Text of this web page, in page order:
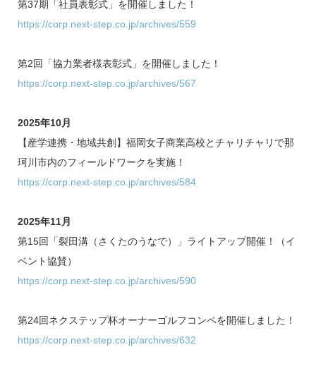
第37期「社員表彰式」を開催しました！
https://corp.next-step.co.jp/archives/559
第2回「協力業者様表彰式」を開催しました！
https://corp.next-step.co.jp/archives/567
2025年10月
【産学連携・地域共創】福岡女子商業高校とチャリチャリで那
珂川市内のフィールドワークを実施！
https://corp.next-step.co.jp/archives/584
2025年11月
第15回「裂田溝（さくたのうなで）」ライトアップ開催！（イ
ベント協賛）
https://corp.next-step.co.jp/archives/590
第24回ネクステップ杯オーナーゴルフコンペを開催しました！
https://corp.next-step.co.jp/archives/632